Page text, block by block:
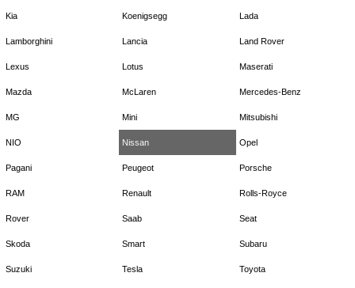
Kia Koenigsegg Lada
Lamborghini Lancia Land Rover
Lexus Lotus Maserati
Mazda McLaren Mercedes-Benz
MG Mini Mitsubishi
NIO Nissan Opel
Pagani Peugeot Porsche
RAM Renault Rolls-Royce
Rover Saab Seat
Skoda Smart Subaru
Suzuki Tesla Toyota